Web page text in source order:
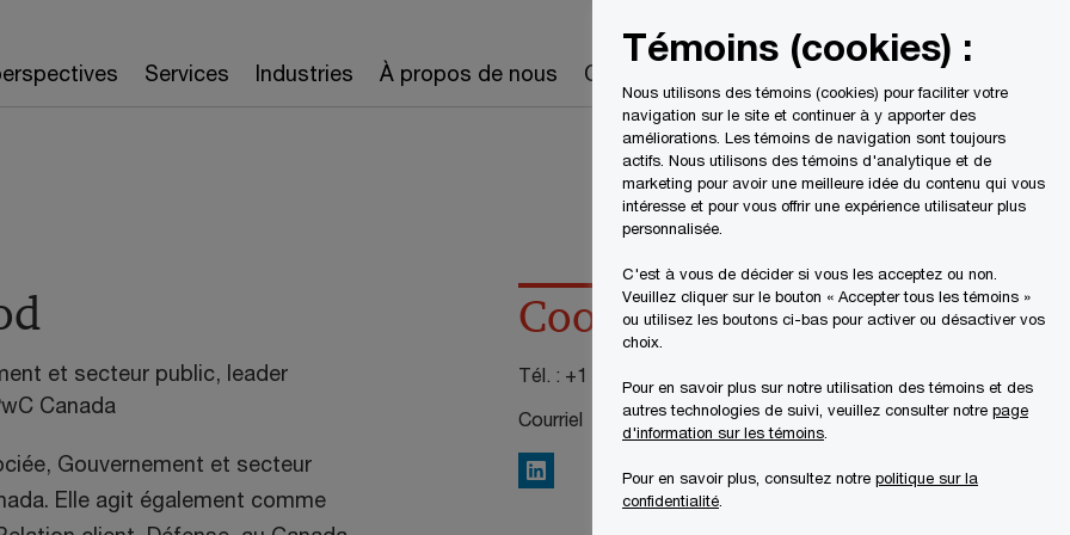
Services Industries À propos de nous Carrières Recherche
et secteur public, leader
Canada
Gouvernement et secteur
Elle agit également comme
Coordonnées
Tél. : +1 416 500 5623
Courriel
LinkedIn
Témoins (cookies) :
Nous utilisons des témoins (cookies) pour faciliter votre
navigation sur le site et continuer à y apporter des
améliorations. Les témoins de navigation sont toujours
actifs. Nous utilisons des témoins d'analytique et de
marketing pour avoir une meilleure idée du contenu qui vous
intéresse et pour vous offrir une expérience utilisateur plus
personnalisée.
C'est à vous de décider si vous les acceptez ou non.
Veuillez cliquer sur le bouton « Accepter tous les témoins »
ou utilisez les boutons ci-bas pour activer ou désactiver vos
choix.
Pour en savoir plus sur notre utilisation des témoins et des
autres technologies de suivi, veuillez consulter notre page
d'information sur les témoins
Pour en savoir plus, consultez notre politique sur la
confidentialité